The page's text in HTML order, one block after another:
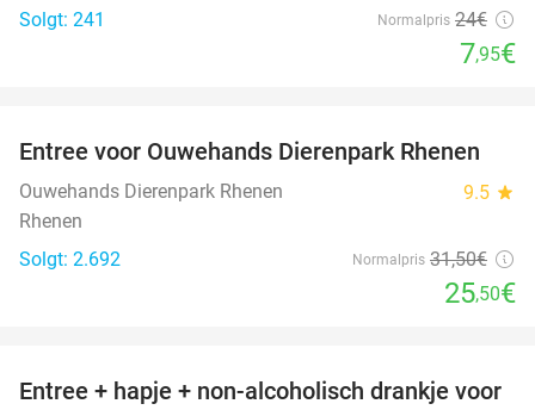
Solgt: 241
Normalpris 24€
7,95€
19%
Entree voor Ouwehands Dierenpark Rhenen
Ouwehands Dierenpark Rhenen 9.5 star
Rhenen
Solgt: 2.692
Normalpris 31,50€
25,50€
52%
Entree + hapje + non-alcoholisch drankje voor